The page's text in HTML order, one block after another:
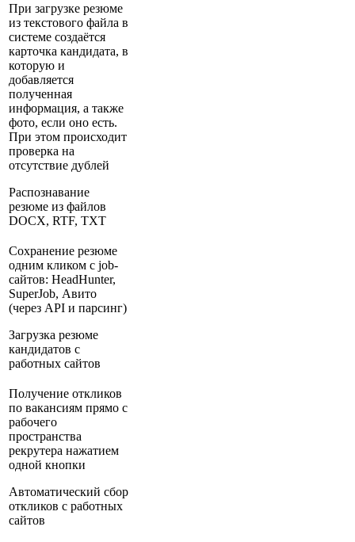
При загрузке резюме
из текстового файла в
системе создаётся
карточка кандидата, в
которую и
добавляется
полученная
информация, а также
фото, если оно есть.
При этом происходит
проверка на
отсутствие дублей
Распознавание
резюме из файлов
DOCX, RTF, TXT
Сохранение резюме
одним кликом с job-
сайтов: HeadHunter,
SuperJob, Авито
(через API и парсинг)
Загрузка резюме
кандидатов с
работных сайтов
Получение откликов
по вакансиям прямо с
рабочего
пространства
рекрутера нажатием
одной кнопки
Автоматический сбор
откликов с работных
сайтов